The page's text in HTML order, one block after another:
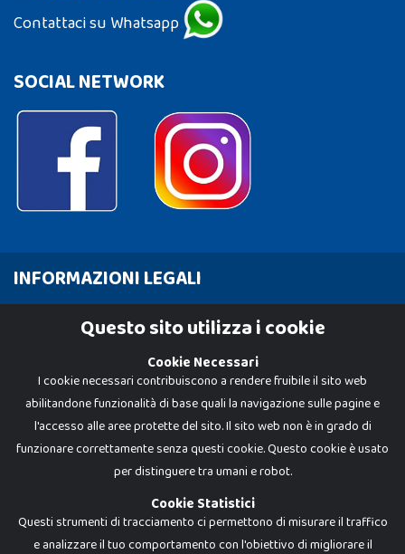
Contattaci su Whatsapp
SOCIAL NETWORK
INFORMAZIONI LEGALI
Cookie PolicyQuesto sito utilizza i cookie
Cookie Necessari
I cookie necessari contribuiscono a rendere fruibile il sito web
abilitandone funzionalità di base quali la navigazione sulle pagine e
l'accesso alle aree protette del sito. Il sito web non è in grado di
funzionare correttamente senza questi cookie. Questo cookie è usato
per distinguere tra umani e robot.
Cookie Statistici
Questi strumenti di tracciamento ci permettono di misurare il traffico
e analizzare il tuo comportamento con l'obiettivo di migliorare il